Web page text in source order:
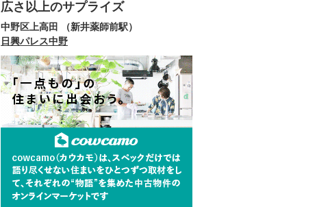
広さ以上のサプライズ
中野区上高田 （新井薬師前駅）
日興パレス中野